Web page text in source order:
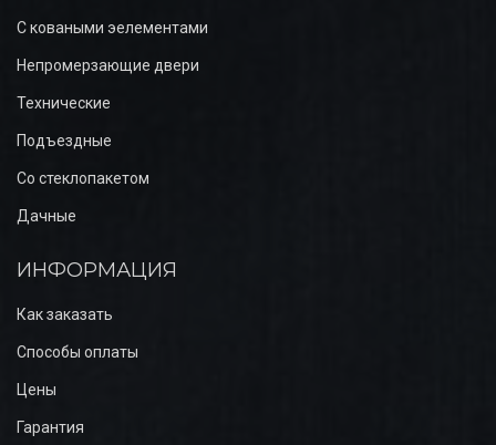
С коваными эелементами
Непромерзающие двери
Технические
Подъездные
Со стеклопакетом
Дачные
ИНФОРМАЦИЯ
Как заказать
Способы оплаты
Цены
Гарантия